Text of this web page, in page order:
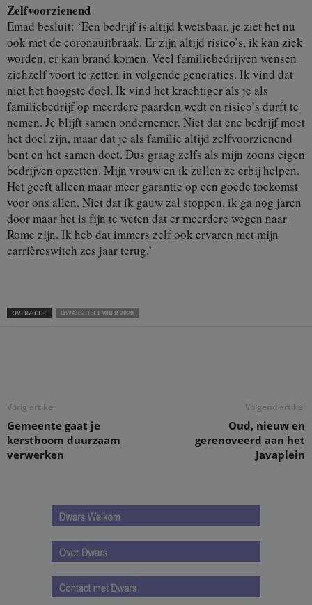
Zelfvoorzienend
Emad besluit: ‘Een bedrijf is altijd kwetsbaar, je ziet het nu
ook met de coronauitbraak. Er zijn altijd risico’s, ik kan ziek
worden, er kan brand komen. Veel familiebedrijven wensen
zichzelf voort te zetten in volgende generaties. Ik vind dat
niet het hoogste doel. Ik vind het krachtiger als je als
familiebedrijf op meerdere paarden wedt en risico’s durft te
nemen. Je blijft samen ondernemer. Niet dat ene bedrijf moet
het doel zijn, maar dat je als familie altijd zelfvoorzienend
bent en het samen doet. Dus graag zelfs als mijn zoons eigen
bedrijven opzetten. Mijn vrouw en ik zullen ze erbij helpen.
Het geeft alleen maar meer garantie op een goede toekomst
voor ons allen. Niet dat ik gauw zal stoppen, ik ga nog jaren
door maar het is fijn te weten dat er meerdere wegen naar
Rome zijn. Ik heb dat immers zelf ook ervaren met mijn
carrièreswitch zes jaar terug.’
OVERZICHT DWARS DECEMBER 2020
Vorig artikel
Gemeente gaat je
kerstboom duurzaam
verwerken
Volgend artikel
Oud, nieuw en
gerenoveerd aan het
Javaplein